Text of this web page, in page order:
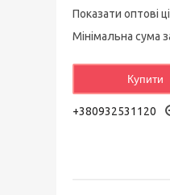
Показати оптові
Мінімальна сума
Купити
+380932531120